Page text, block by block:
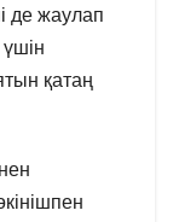
де жаулап
қатаң